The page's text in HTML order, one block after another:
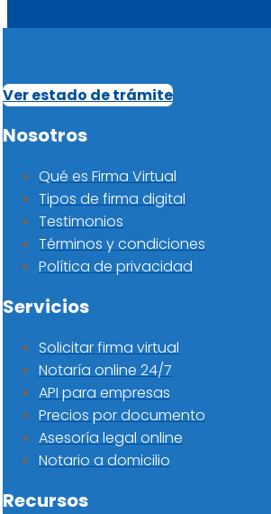
Ver estado de trámite
Nosotros
Qué es Firma Virtual
Tipos de firma digital
Testimonios
Términos y condiciones
Política de privacidad
Servicios
Solicitar firma virtual
Notaría online 24/7
API para empresas
Precios por documento
Asesoría legal online
Notario a domicilio
Recursos